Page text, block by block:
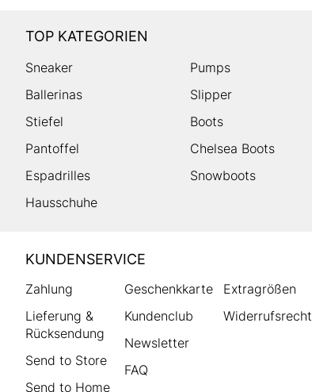
TOP KATEGORIEN
Sneaker Pumps
Ballerinas
Slipper
Stiefel
Boots
Pantoffel
Chelsea Boots
Espadrilles
Snowboots
Hausschuhe
HUMANIC
Footer
KUNDENSERVICE
Zahlung
Lieferung &
Rücksendung
Send to Store
Send to Home
Geschenkkarte
Kundenclub
Newsletter
FAQ
Extragrößen
Widerrufsrecht